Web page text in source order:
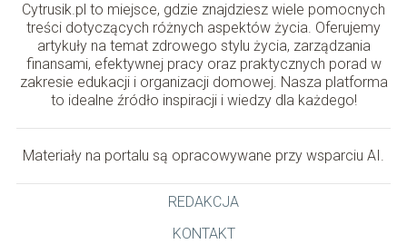
Cytrusik.pl to miejsce, gdzie znajdziesz wiele pomocnych
treści dotyczących różnych aspektów życia. Oferujemy
artykuły na temat zdrowego stylu życia, zarządzania
finansami, efektywnej pracy oraz praktycznych porad w
zakresie edukacji i organizacji domowej. Nasza platforma
to idealne źródło inspiracji i wiedzy dla każdego!
Materiały na portalu są opracowywane przy wsparciu AI.
REDAKCJA
KONTAKT